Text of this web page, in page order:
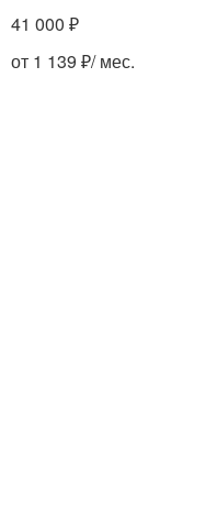
41 000 ₽
от 1 139 ₽/ мес.